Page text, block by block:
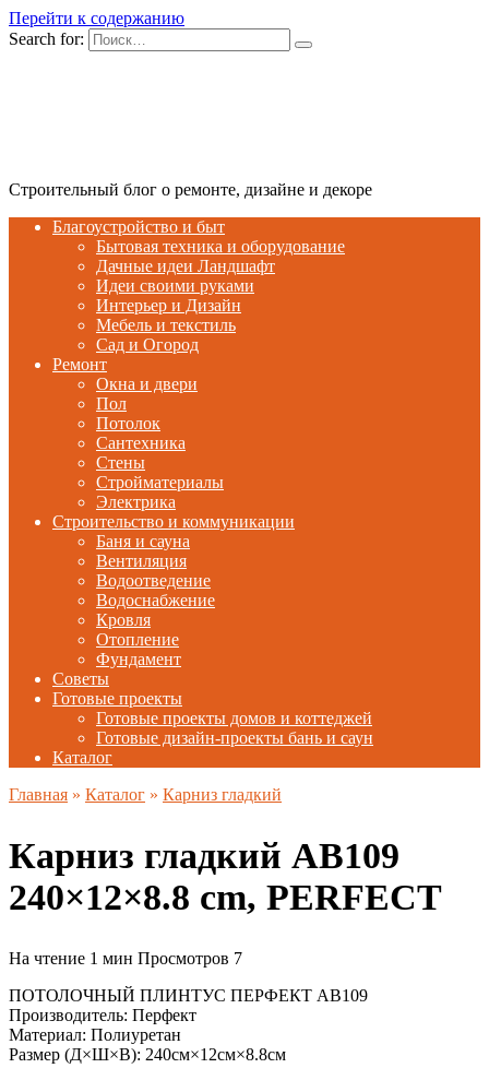
Перейти к содержанию
Search for:
Строительный блог о ремонте, дизайне и декоре
Благоустройство и быт
Бытовая техника и оборудование
Дачные идеи Ландшафт
Идеи своими руками
Интерьер и Дизайн
Мебель и текстиль
Сад и Огород
Ремонт
Окна и двери
Пол
Потолок
Сантехника
Стены
Стройматериалы
Электрика
Строительство и коммуникации
Баня и сауна
Вентиляция
Водоотведение
Водоснабжение
Кровля
Отопление
Фундамент
Советы
Готовые проекты
Готовые проекты домов и коттеджей
Готовые дизайн-проекты бань и саун
Каталог
Главная » Каталог » Карниз гладкий
Карниз гладкий AB109
240×12×8.8 cm, PERFECT
На чтение 1 мин Просмотров 7
ПОТОЛОЧНЫЙ ПЛИНТУС ПЕРФЕКТ AB109
Производитель: Перфект
Материал: Полиуретан
Размер (Д×Ш×В): 240см×12см×8.8см